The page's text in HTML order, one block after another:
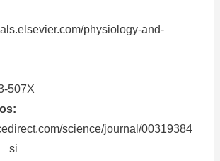
physiology-and-
507X
science/journal/00319384
si